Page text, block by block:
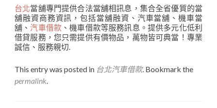
台北當舖專門提供合法當舖相訊息，集合全省優質的當
舖融資商務資訊，包括當舖融資、汽車當舖、機車當
舖、 汽車借款 、機車借款等服務訊息。提供多元化低利
借貸服務，您只需提供有價物品，萬物皆可典當！專業
誠信、服務親切.
This entry was posted in 台北汽車借款. Bookmark the
permalink.